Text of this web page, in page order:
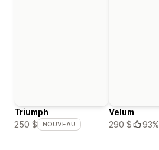
Triumph
250 $
NOUVEAU
Velum
290 $
93%